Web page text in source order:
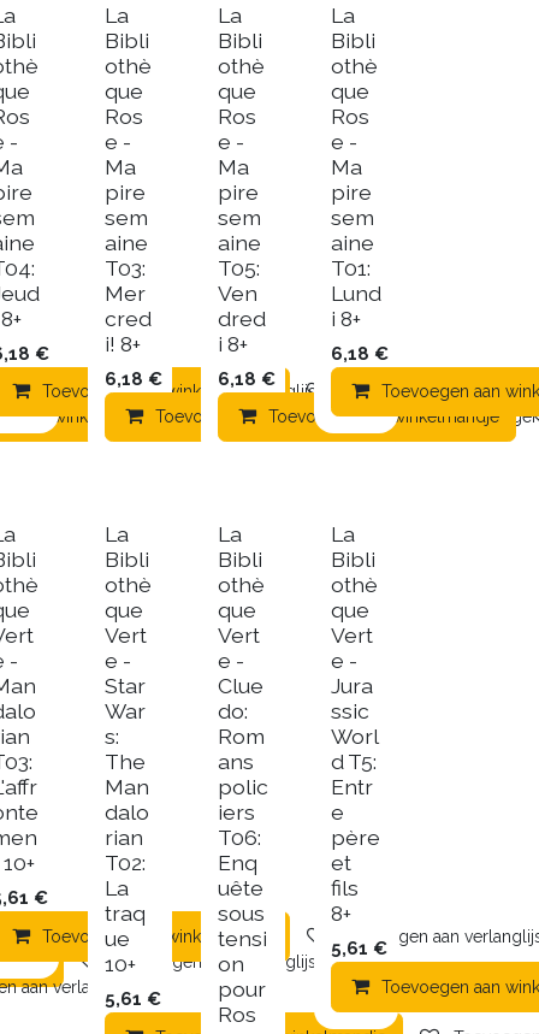
Toevoegen aan verlanglijst
aan winkelmandje Toevoegen aan verlanglijst
-
€
Toevoegen aan winkelmandje Toevoegen aan
La
Bibli
othè
que
Ros
e -
Ma
pire
sem
aine
T03:
Mer
cred
i! 8+
6,18 €
Toevoegen aan winkelmandje
La
Bibli
othè
que
Ros
e -
Ma
pire
sem
aine
T05:
Ven
dred
i 8+
6,18 €
Toevoegen aan winkelmandje
La
Bibli
othè
que
Ros
e -
Ma
pire
sem
aine
T01:
Lund
i 8+
6,18 €
Toevoegen aan
Toevoegen aan verlanglijst
aan verlanglijst
-
€
Toevoegen aan winkelmandje Toevoegen aan
La
Bibli
othè
que
Vert
e -
Star
War
s:
The
Man
dalo
rian
T02:
La
traq
ue
10+
5,61 €
La
Bibli
othè
que
Vert
e -
Clue
do:
Rom
ans
polic
iers
T06:
Enq
uête
sous
tensi
on
pour
Ros
La
Bibli
othè
que
Vert
e -
Jura
ssic
Worl
d T5:
Entr
e
père
et
fils
8+
5,61 €
Toevoegen aan